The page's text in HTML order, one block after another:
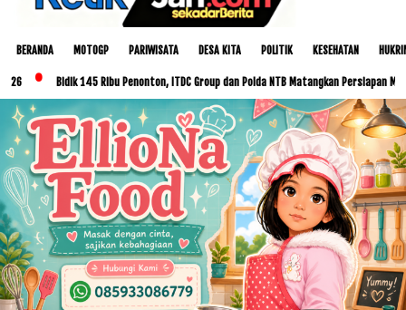
BERANDA MOTOGP PARIWISATA DESA KITA POLITIK KESEHATAN
Bidik 145 Ribu Penonton, ITDC Group dan Polda NTB Matangkan Persiapan MotoGP